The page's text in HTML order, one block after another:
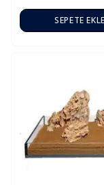
SEPETE EKLE